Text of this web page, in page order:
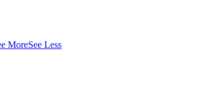
MoreSee Less